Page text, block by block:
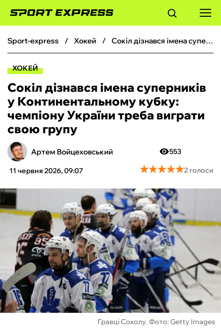
ФУТБОЛ
БОКС
ХОКЕЙ
ТЕНІС
КІБЕРСПОРТ
ЧС-2026
ФУТЗАЛ
ІНШІ
БУКМЕКЕРИ
sport-express хокей Сокіл дізнався імена суперників у Континентальному кубку: чемпіону України треба виграти свою групу
ХОКЕЙ
Сокіл дізнався імена суперників
у Континентальному кубку:
чемпіону України треба виграти
свою групу
Артем Войцеховський
11 червня 2026, 09:07
553
★★★★★
★★★★★2 голоси
Гравці Соколу. Фото: Getty Images